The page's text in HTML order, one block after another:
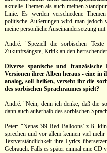
aktuelle Themen als auch meinen
Linie. Es werden verschiedene
politische Äußerungen wird man jedoch
meine persönliche Auseinandersetzung
André: "Speziell die sorbischen
Zukunftsängste, Kritik an den
Diverse spanische und
Versionen ihrer Alben heraus - eine in
analog, soll heißen, verseht ihr die
des sorbischen Sprachraumes spielt?
André: "Nein, denn ich denke, daß die
dann auch außerhalb des sorbischen
Peter: "Nenas '99 Red Balloons' z.B.
sprechen und vor allem kennen viel
Textverständlichkeit ihre Lyrics
Gebrauch. Falls es später einmal eine CD